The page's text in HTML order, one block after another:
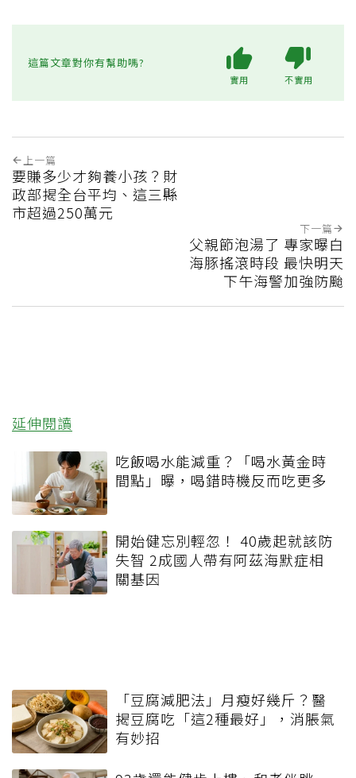
這篇文章對你有幫助嗎?
實用 不實用
上一篇
要賺多少才夠養小孩？財
政部揭全台平均、這三縣
市超過250萬元
下一篇
父親節泡湯了 專家曝白
海豚搖滾時段 最快明天
下午海警加強防颱
延伸閱讀
吃飯喝水能減重？「喝水黃金時
間點」曝，喝錯時機反而吃更多
開始健忘別輕忽！ 40歲起就該防
失智 2成國人帶有阿茲海默症相
關基因
「豆腐減肥法」月瘦好幾斤？醫
揭豆腐吃「這2種最好」，消脹氣
有妙招